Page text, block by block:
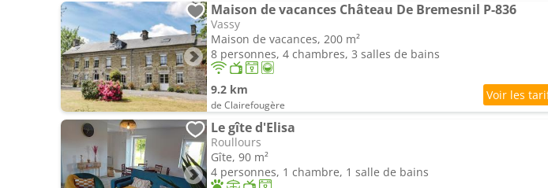
Maison de vacances Château De Bremesnil P-836
Vassy
Maison de vacances, 200 m²
8 personnes, 4 chambres, 3 salles de bains
9.2 km
de Clairefougère
Le gîte d'Elisa
Roullours
Gîte, 90 m²
4 personnes, 1 chambre, 1 salle de bains